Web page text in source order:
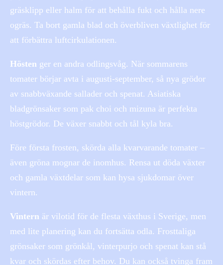
gräsklipp eller halm för att behålla fukt och hålla nere
ogräs. Ta bort gamla blad och överbliven växtlighet för
att förbättra luftcirkulationen.
Hösten ger en andra odlingsvåg. När sommarens
tomater börjar avta i augusti-september, så nya grödor
av snabbväxande sallader och spenat. Asiatiska
bladgrönsaker som pak choi och mizuna är perfekta
höstgrödor. De växer snabbt och tål kyla bra.
Före första frosten, skörda alla kvarvarande tomater –
även gröna mognar de inomhus. Rensa ut döda växter
och gamla växtdelar som kan hysa sjukdomar över
vintern.
Vintern är vilotid för de flesta växthus i Sverige, men
med lite planering kan du fortsätta odla. Frosttaliga
grönsaker som grönkål, vinterpurjo och spenat kan stå
kvar och skördas efter behov. Du kan också tvinga fram